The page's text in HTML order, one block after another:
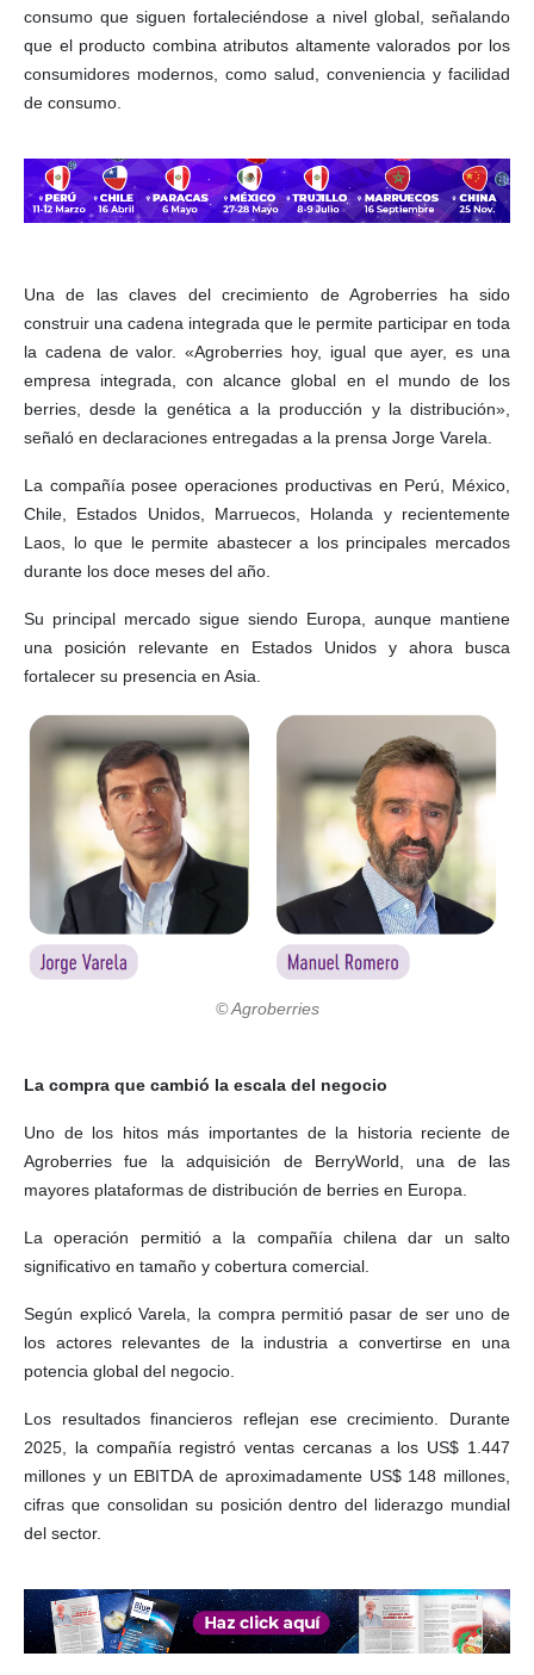
consumo que siguen fortaleciéndose a nivel global, señalando
que el producto combina atributos altamente valorados por los
consumidores modernos, como salud, conveniencia y facilidad
de consumo.
Una de las claves del crecimiento de Agroberries ha sido
construir una cadena integrada que le permite participar en toda
la cadena de valor. «Agroberries hoy, igual que ayer, es una
empresa integrada, con alcance global en el mundo de los
berries, desde la genética a la producción y la distribución»,
señaló en declaraciones entregadas a la prensa Jorge Varela.
La compañía posee operaciones productivas en Perú, México,
Chile, Estados Unidos, Marruecos, Holanda y recientemente
Laos, lo que le permite abastecer a los principales mercados
durante los doce meses del año.
Su principal mercado sigue siendo Europa, aunque mantiene
una posición relevante en Estados Unidos y ahora busca
fortalecer su presencia en Asia.
© Agroberries
La compra que cambió la escala del negocio
Uno de los hitos más importantes de la historia reciente de
Agroberries fue la adquisición de BerryWorld, una de las
mayores plataformas de distribución de berries en Europa.
La operación permitió a la compañía chilena dar un salto
significativo en tamaño y cobertura comercial.
Según explicó Varela, la compra permitió pasar de ser uno de
los actores relevantes de la industria a convertirse en una
potencia global del negocio.
Los resultados financieros reflejan ese crecimiento. Durante
2025, la compañía registró ventas cercanas a los US$ 1.447
millones y un EBITDA de aproximadamente US$ 148 millones,
cifras que consolidan su posición dentro del liderazgo mundial
del sector.